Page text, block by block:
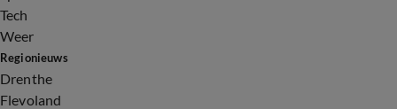
Tech
Weer
Regionieuws
Drenthe
Flevoland